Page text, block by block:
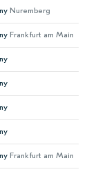
Nuremberg
Frankfurt am Main
Frankfurt am Main